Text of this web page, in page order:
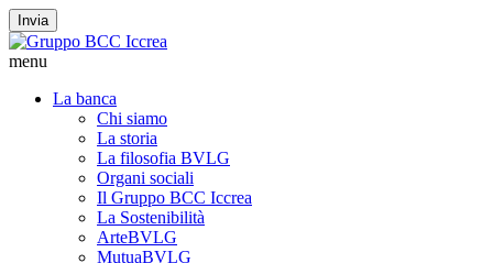
Invia
menu
La banca
Chi siamo
La storia
La filosofia BVLG
Organi sociali
Il Gruppo BCC Iccrea
La Sostenibilità
ArteBVLG
MutuaBVLG